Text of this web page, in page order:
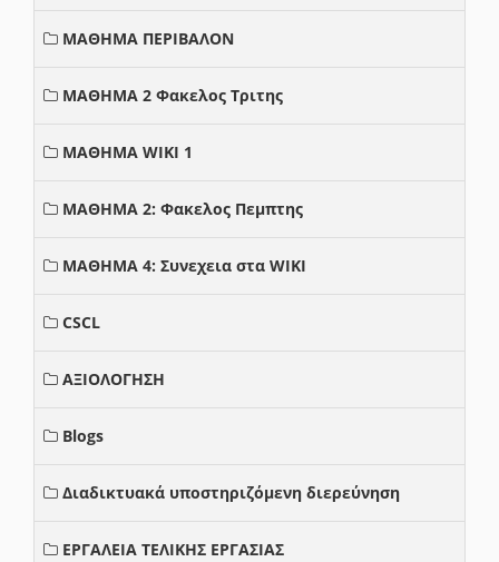
ΜΑΘΗΜΑ ΠΕΡΙΒΑΛΟΝ
ΜΑΘΗΜΑ 2 Φακελος Τριτης
ΜΑΘΗΜΑ WIKI 1
ΜΑΘΗΜΑ 2: Φακελος Πεμπτης
ΜΑΘΗΜΑ 4: Συνεχεια στα WIKI
CSCL
ΑΞΙΟΛΟΓΗΣΗ
Blogs
Διαδικτυακά υποστηριζόμενη διερεύνηση
ΕΡΓΑΛΕΙΑ ΤΕΛΙΚΗΣ ΕΡΓΑΣΙΑΣ